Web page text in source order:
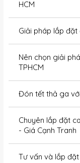
HCM
Giải pháp lắp đặt
Nên chọn giải
TPHCM
Đón tết thả ga
Chuyên lắp đặt
- Giá Cạnh Tranh
Tư vấn và lắp